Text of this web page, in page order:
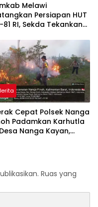
Melawi
Persiapan HUT
81 RI, Sekda Tekankan
Panitia
Cepat Polsek Nanga
Padamkan Karhutla
Nanga Kayan,
Ruas yang